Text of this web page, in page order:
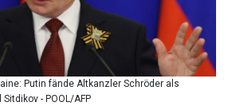
22660.258427
BZD 2.318271
CAD 1.61333
CDF
2615.761404
CHF 0.93588
Putin fände Altkanzler Schröder als
- POOL/AFP